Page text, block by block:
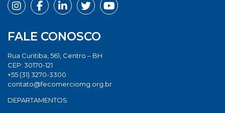
FALE CONOSCO
Rua Curitiba, 561, Centro – BH
CEP: 30170-121
+55 (31) 3270-3300
contato@fecomerciomg.org.br
DEPARTAMENTOS